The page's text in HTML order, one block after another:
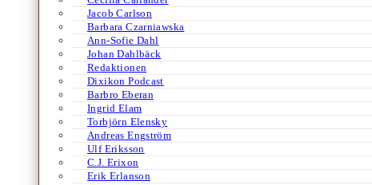
Jacob Carlson
Barbara Czarniawska
Ann-Sofie Dahl
Johan Dahlbäck
Redaktionen
Dixikon Podcast
Barbro Eberan
Ingrid Elam
Torbjörn Elensky
Andreas Engström
Ulf Eriksson
C.J. Erixon
Erik Erlanson